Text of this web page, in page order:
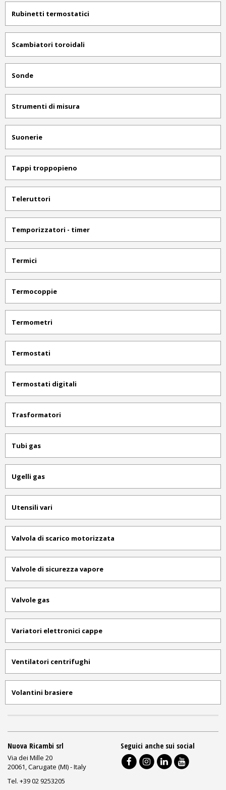
Rubinetti termostatici
Scambiatori toroidali
Sonde
Strumenti di misura
Suonerie
Tappi troppopieno
Teleruttori
Temporizzatori - timer
Termici
Termocoppie
Termometri
Termostati
Termostati digitali
Trasformatori
Tubi gas
Ugelli gas
Utensili vari
Valvola di scarico motorizzata
Valvole di sicurezza vapore
Valvole gas
Variatori elettronici cappe
Ventilatori centrifughi
Volantini brasiere
Nuova Ricambi srl
Via dei Mille 20
20061, Carugate (MI) - Italy
Tel. +39 02 9253205
Seguici anche sui social